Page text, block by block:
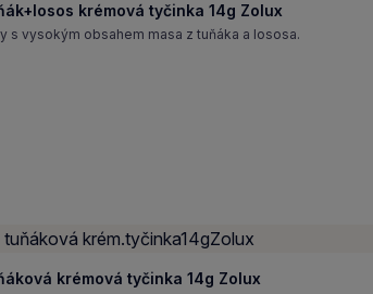
krémová tyčinka 14g Zolux
s vysokým obsahem masa z tuňáka a lososa.
krémová tyčinka 14g Zolux